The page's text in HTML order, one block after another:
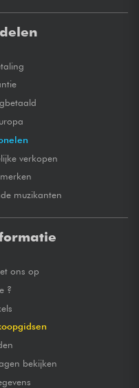
verkopen
muzikanten
ons op
?
bekijken